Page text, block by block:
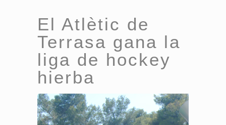
El Atlètic de
Terrasa gana la
liga de hockey
hierba